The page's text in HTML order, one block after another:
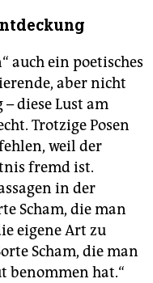
auch ein poetisches
aber nicht
diese Lust am
Trotzige Posen
weil der
fremd ist.
in der
Scham, die man
eigene Art zu
Scham, die man
benommen hat.“